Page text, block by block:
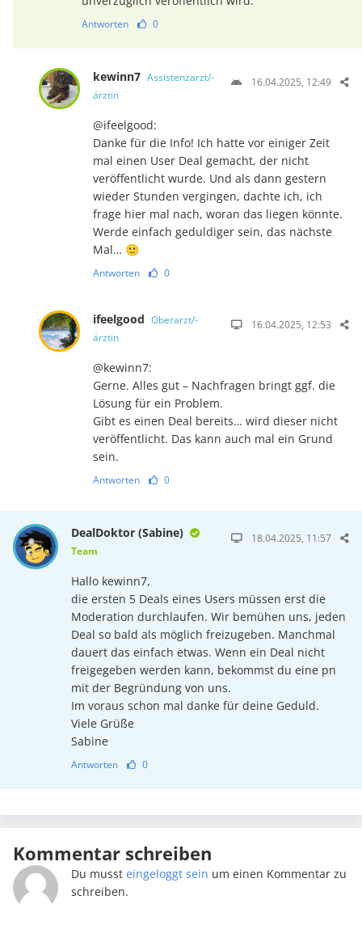
Antworten 0
kewinn7 Assistenzarzt/-
ärztin
16.04.2025, 12:49
@ifeelgood:
Danke für die Info! Ich hatte vor einiger Zeit
mal einen User Deal gemacht, der nicht
veröffentlicht wurde. Und als dann gestern
wieder Stunden vergingen, dachte ich, ich
frage hier mal nach, woran das liegen könnte.
Werde einfach geduldiger sein, das nächste
Mal… 🙂
Antworten 0
ifeelgood Oberarzt/-
ärztin
16.04.2025, 12:53
@kewinn7:
Gerne. Alles gut – Nachfragen bringt ggf. die
Lösung für ein Problem.
Gibt es einen Deal bereits… wird dieser nicht
veröffentlicht. Das kann auch mal ein Grund
sein.
Antworten 0
DealDoktor (Sabine)
Team
18.04.2025, 11:57
Hallo kewinn7,
die ersten 5 Deals eines Users müssen erst die
Moderation durchlaufen. Wir bemühen uns, jeden
Deal so bald als möglich freizugeben. Manchmal
dauert das einfach etwas. Wenn ein Deal nicht
freigegeben werden kann, bekommst du eine pn
mit der Begründung von uns.
Im voraus schon mal danke für deine Geduld.
Viele Grüße
Sabine
Antworten 0
Kommentar schreiben
Du musst eingeloggt sein um einen Kommentar zu
schreiben.